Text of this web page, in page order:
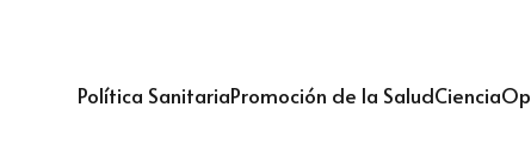
Política SanitariaPromoción de la SaludCiencia